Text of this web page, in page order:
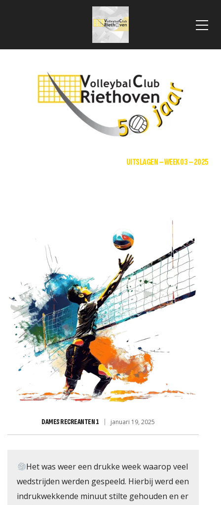
UITSLAGEN – WEEK 03 – 2025
DAMES RECREANTEN 1 januari 19, 2025
Het was weer een drukke week waarop veel
wedstrijden werden gespeeld. Hierbij werd een
indrukwekkende minuut stilte gehouden en er
2025
RABO